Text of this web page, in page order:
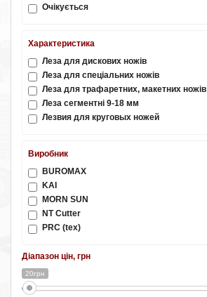
Очікується
Характеристика
Леза для дискових ножів
Леза для спеціальних ножів
Леза для трафаретних, макетних ножів
Леза сегментні 9-18 мм
Лезвия для круговых ножей
Виробник
BUROMAX
KAI
MORN SUN
NT Cutter
PRC (tex)
Діапазон цін, грн
20грн